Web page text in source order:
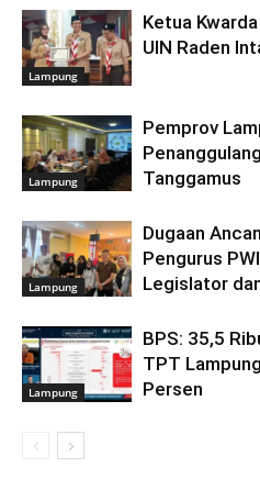
Lampung
Ketua
UIN Raden
Lampung
Pemprov
Tanggamus
Lampung
Dugaan
Pengurus
Legislator
Lampung
BPS: 35,5
TPT
Persen